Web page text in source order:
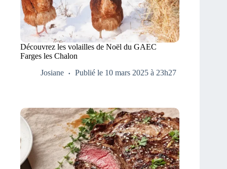
Découvrez les volailles de Noël du GAEC
Farges les Chalon
Josiane
Publié le 10 mars 2025 à 23h27